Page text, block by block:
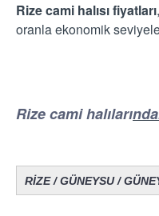
Rize cami halısı fiyatları
oranla ekonomik
Rize cami halıları
RİZE / GÜNEYSU /